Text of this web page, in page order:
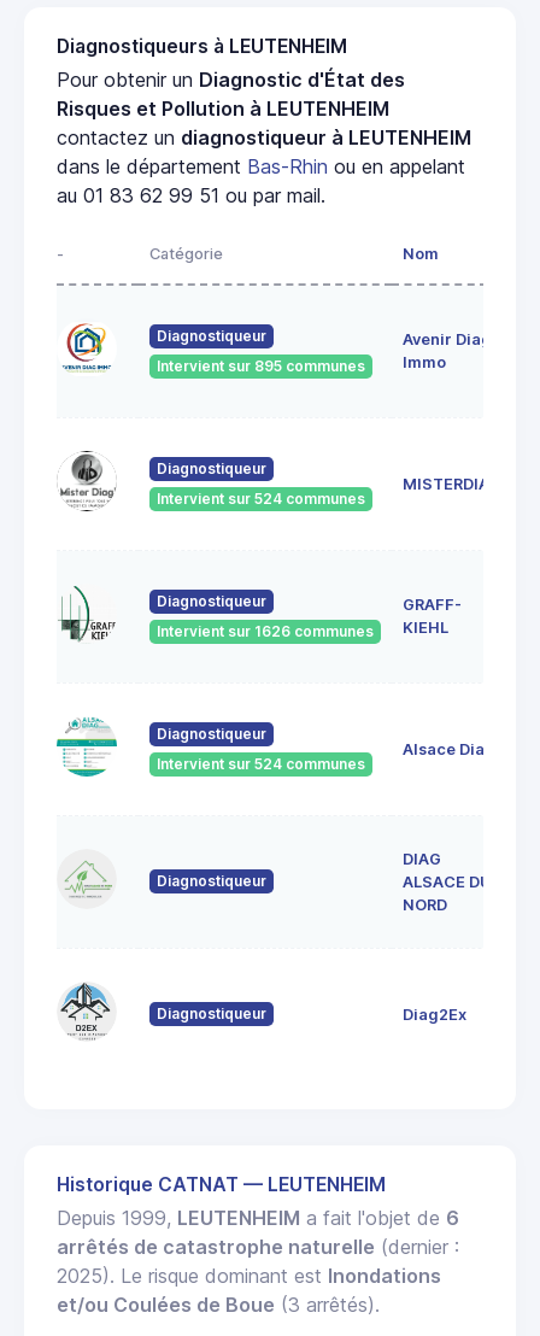
Diagnostiqueurs à LEUTENHEIM
Pour obtenir un Diagnostic d'État des
Risques et Pollution à LEUTENHEIM
contactez un diagnostiqueur à LEUTENHEIM
dans le département Bas-Rhin ou en appelant
au 01 83 62 99 51 ou par mail.
- Catégorie Nom
Diagnostiqueur
Intervient sur 895 communes
Avenir Diag
Immo
Diagnostiqueur
Intervient sur 524 communes
MISTERDIAG
Diagnostiqueur
Intervient sur 1626 communes
GRAFF-
KIEHL
Diagnostiqueur
Intervient sur 524 communes
Alsace Diag
Diagnostiqueur
DIAG
ALSACE DU
NORD
Diagnostiqueur Diag2Ex
Historique CATNAT — LEUTENHEIM
Depuis 1999, LEUTENHEIM a fait l'objet de 6
arrêtés de catastrophe naturelle (dernier :
2025). Le risque dominant est Inondations
et/ou Coulées de Boue (3 arrêtés).